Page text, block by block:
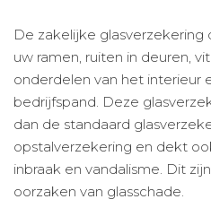
De zakelijke
uw ramen, ruiten in deuren,
onderdelen van het interieur
bedrijfspand. Deze
dan de standaard
opstalverzekering en dekt
inbraak en vandalisme. Dit
oorzaken van glasschade.